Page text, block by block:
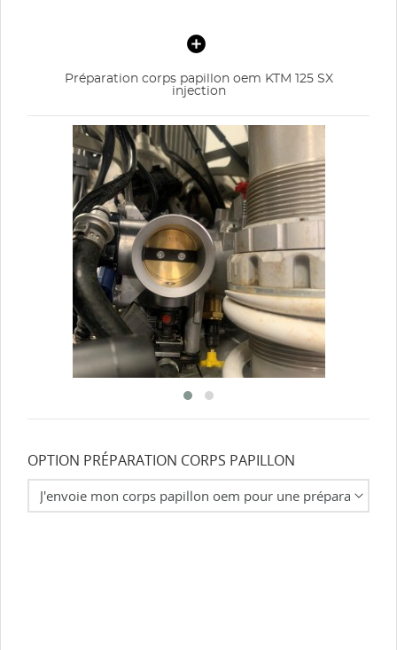
Préparation corps papillon oem KTM 125 SX
injection
OPTION PRÉPARATION CORPS PAPILLON